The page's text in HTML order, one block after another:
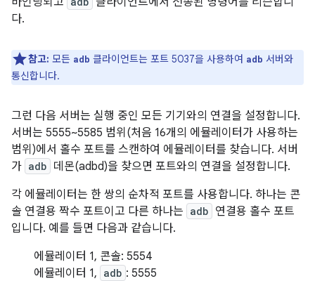
다.
참고: 모든 adb 클라이언트는 포트 5037을 사용하여 adb 서버와
통신합니다.
그런 다음 서버는 실행 중인 모든 기기와의 연결을 설정합니다.
서버는 5555~5585 범위(처음 16개의 에뮬레이터가 사용하는
범위)에서 홀수 포트를 스캔하여 에뮬레이터를 찾습니다. 서버
가 adb 데몬(adbd)을 찾으면 포트와의 연결을 설정합니다.
각 에뮬레이터는 한 쌍의 순차적 포트를 사용합니다. 하나는 콘
솔 연결용 짝수 포트이고 다른 하나는 adb 연결용 홀수 포트
입니다. 예를 들면 다음과 같습니다.
에뮬레이터 1, 콘솔: 5554
에뮬레이터 1, adb : 5555